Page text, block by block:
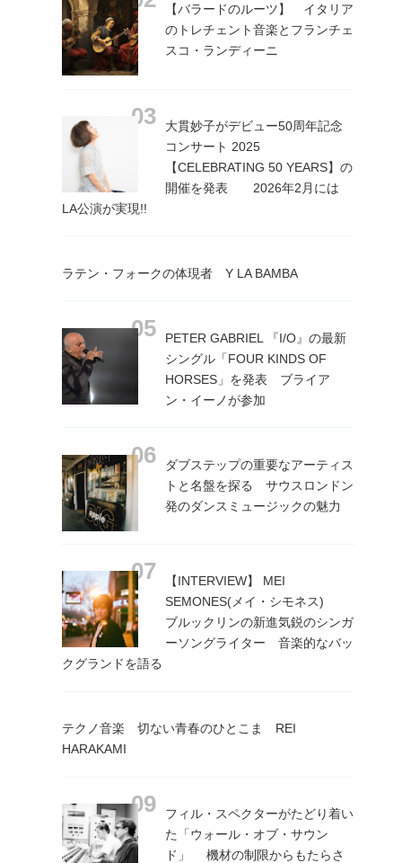
【バラードのルーツ】 イタリア
のトレチェント音楽とフランチェ
スコ・ランディーニ
大貫妙子がデビュー50周年記念
コンサート 2025
【CELEBRATING 50 YEARS】の
開催を発表 2026年2月には
LA公演が実現!!
ラテン・フォークの体現者 Y LA BAMBA
PETER GABRIEL 『I/O』の最新
シングル「FOUR KINDS OF
HORSES」を発表 ブライア
ン・イーノが参加
ダブステップの重要なアーティス
トと名盤を探る サウスロンドン
発のダンスミュージックの魅力
【INTERVIEW】 MEI
SEMONES(メイ・シモネス)
ブルックリンの新進気鋭のシンガ
ーソングライター 音楽的なバッ
クグランドを語る
テクノ音楽 切ない青春のひとこま REI
HARAKAMI
フィル・スペクターがたどり着い
た「ウォール・オブ・サウン
ド」 機材の制限からもたらさ